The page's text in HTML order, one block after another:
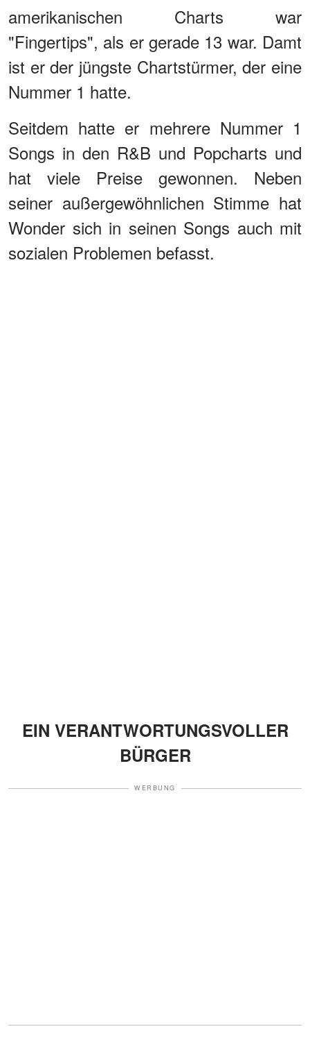
amerikanischen Charts war
"Fingertips", als er gerade 13 war. Damt
ist er der jüngste Chartstürmer, der eine
Nummer 1 hatte.
Seitdem hatte er mehrere Nummer 1
Songs in den R&B und Popcharts und
hat viele Preise gewonnen. Neben
seiner außergewöhnlichen Stimme hat
Wonder sich in seinen Songs auch mit
sozialen Problemen befasst.
EIN VERANTWORTUNGSVOLLER
BÜRGER
WERBUNG